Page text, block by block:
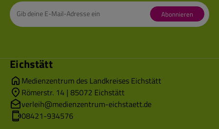
Abonnieren
Eichstätt
Medienzentrum des Landkreises Eichstätt
Römerstr. 14 | 85072 Eichstätt
verleih@medienzentrum-eichstaett.de
08421-934576